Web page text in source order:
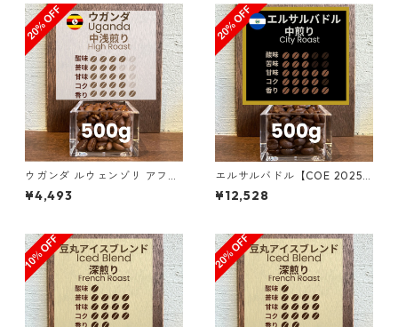
ウガンダ ルウェンゾリ アフリ
カン・ムーン “ドンキー” ナチ
ュラル 500g（100g単価の2
¥4,493
エルサルバドル【COE 2025 8
位】ロス・ナランホス農園 ナ
チュラル・アナエロビック50
¥12,528